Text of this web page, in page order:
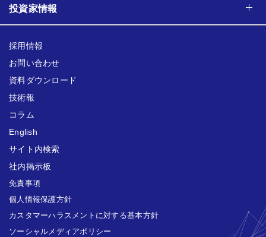
投資家情報
採用情報
お問い合わせ
資料ダウンロード
技術報
コラム
English
サイト内検索
社内掲示板
免責事項
個人情報保護方針
カスタマーハラスメントに対する基本方針
ソーシャルメディアポリシー